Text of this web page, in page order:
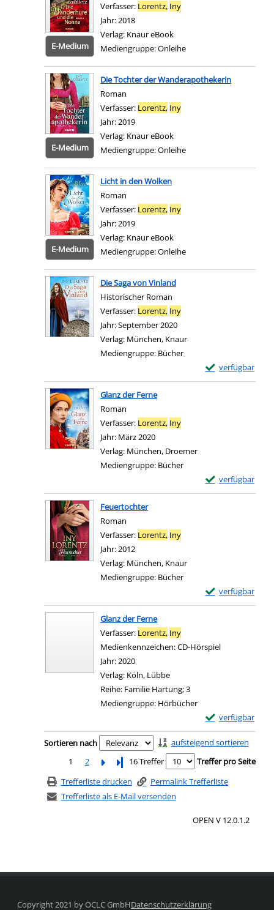
E-Medium
Verfasser: Lorentz, Iny
Jahr:2018
Verlag: Knaur eBook
Mediengruppe:Onleihe
E-Medium
Die Tochter der Wanderapothekerin
Roman
Verfasser: Lorentz, Iny
Jahr:2019
Verlag: Knaur eBook
Mediengruppe:Onleihe
E-Medium
Licht in den Wolken
Roman
Verfasser: Lorentz, Iny
Jahr:2019
Verlag: Knaur eBook
Mediengruppe:Onleihe
Die Saga von Vinland
Historischer Roman
Verfasser: Lorentz, Iny
Jahr:September 2020
Verlag: München, Knaur
Mediengruppe: Bücher
verfügbar
Exemplar-Details
Zum Download
Glanz der Ferne
Roman
Verfasser: Lorentz, Iny
Jahr: März 2020
Verlag: München, Droemer
Mediengruppe: Bücher
verfügbar
Exemplar-Details
Zum Download
Feuertochter
Roman
Verfasser: Lorentz, Iny
Jahr:2012
Verlag: München, Knaur
Mediengruppe: Bücher
verfügbar
Exemplar-
Zum Download
Glanz der Ferne
Verfasser: Lorentz, Iny
Medienkennzeichen:CD-Hörspiel
Jahr:2020
Verlag: Köln, Lübbe
Reihe: Familie Hartung; 3
Mediengruppe: Hörbücher
verfügbar
Exemplar-Details
Zum Download
Zu den Suchfiltern springen
Sortieren nach
aufsteigend sortieren
1
2 Letzte Seite
16 Treffer
Treffer pro Seite
Trefferliste drucken
Permalink Trefferliste
Trefferliste als E-Mail versenden
OPEN V 12.0.1.2
Copyright 2021 by OCLC GmbHDatenschutzerklärung